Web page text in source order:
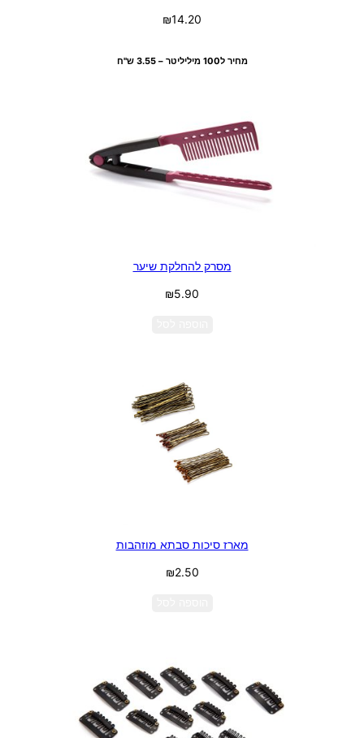
₪14.20
מחיר ל100 מיליליטר – 3.55 ש"ח
מסרק להחלקת שיער
₪5.90
מארז סיכות סבתא מוזהבות
₪2.50